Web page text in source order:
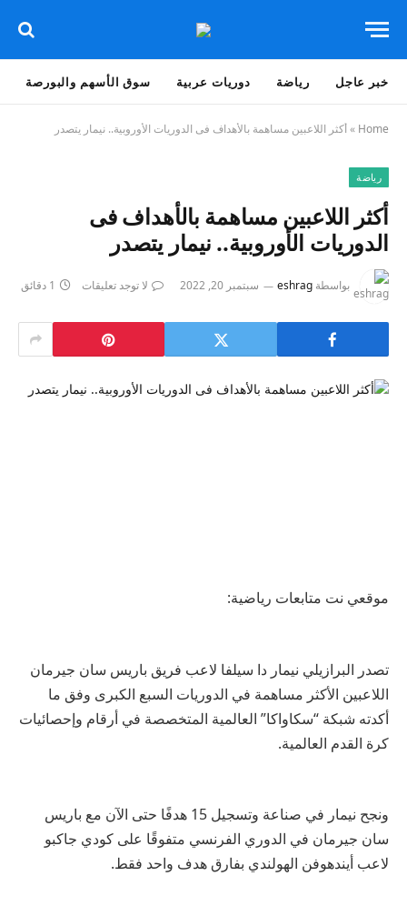
خبر عاجل رياضة دوريات عربية سوق الأسهم والبورصة
Home
»أكثر اللاعبين مساهمة بالأهداف فى الدوريات الأوروبية.. نيمار يتصدر
رياضة
أكثر اللاعبين مساهمة بالأهداف فى
الدوريات الأوروبية.. نيمار يتصدر
بواسطة eshrag سبتمبر 20, 2022 لا توجد تعليقات 1 دقائق
موقعي نت متابعات رياضية:
تصدر البرازيلي نيمار دا سيلفا لاعب فريق باريس سان جيرمان
اللاعبين الأكثر مساهمة في الدوريات السبع الكبرى وفق ما
أكدته شبكة “سكاواكا” العالمية المتخصصة في أرقام وإحصائيات
كرة القدم العالمية.
ونجح نيمار في صناعة وتسجيل 15 هدفًا حتى الآن مع باريس
سان جيرمان في الدوري الفرنسي متفوقًا على كودي جاكبو
لاعب أيندهوفن الهولندي بفارق هدف واحد فقط.